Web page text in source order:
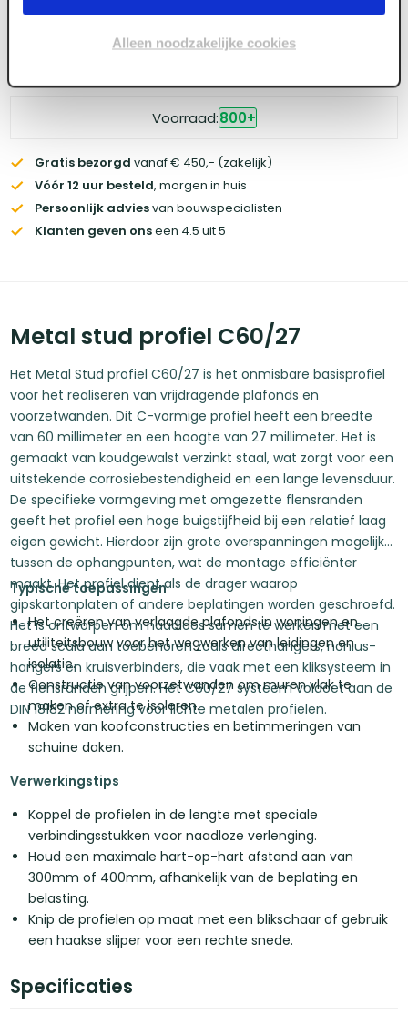
Alleen noodzakelijke cookies
Wil je de scherpste prijs? Meld je aan voor een
Voorraad:800+
Gratis bezorgd vanaf € 450,- (zakelijk)
Vóór 12 uur besteld, morgen in huis
Persoonlijk adviesvan bouwspecialisten
Klanten geven onseen 4.5 uit 5
Metal stud profiel C60/27
Het Metal Stud profiel C60/27 is het onmisbare basisprofiel
voor het realiseren van vrijdragende plafonds en
voorzetwanden. Dit C-vormige profiel heeft een breedte
van 60 millimeter en een hoogte van 27 millimeter. Het is
gemaakt van koudgewalst verzinkt staal, wat zorgt voor een
uitstekende corrosiebestendigheid en een lange levensduur.
De specifieke vormgeving met omgezette flensranden
geeft het profiel een hoge buigstijfheid bij een relatief laag
eigen gewicht. Hierdoor zijn grote overspanningen mogelijk
tussen de ophangpunten, wat de montage efficiënter
maakt. Het profiel dient als de drager waarop
gipskartonplaten of andere beplatingen worden geschroefd.
Het is ontworpen om naadloos samen te werken met een
breed scala aan toebehoren zoals directhangers, nonius-
hangers en kruisverbinders, die vaak met een kliksysteem in
de flensranden grijpen. Het C60/27 systeem voldoet aan de
DIN 18182 normering voor lichte metalen profielen.
Typische toepassingen
Het creëren van verlaagde plafonds in woningen en
utiliteitsbouw voor het wegwerken van leidingen en
isolatie.
Constructie van voorzetwanden om muren vlak te
maken of extra te isoleren.
Maken van koofconstructies en betimmeringen van
schuine daken.
Verwerkingstips
Koppel de profielen in de lengte met speciale
verbindingsstukken voor naadloze verlenging.
Houd een maximale hart-op-hart afstand aan van
300mm of 400mm, afhankelijk van de beplating en
belasting.
Knip de profielen op maat met een blikschaar of gebruik
een haakse slijper voor een rechte snede.
Specificaties